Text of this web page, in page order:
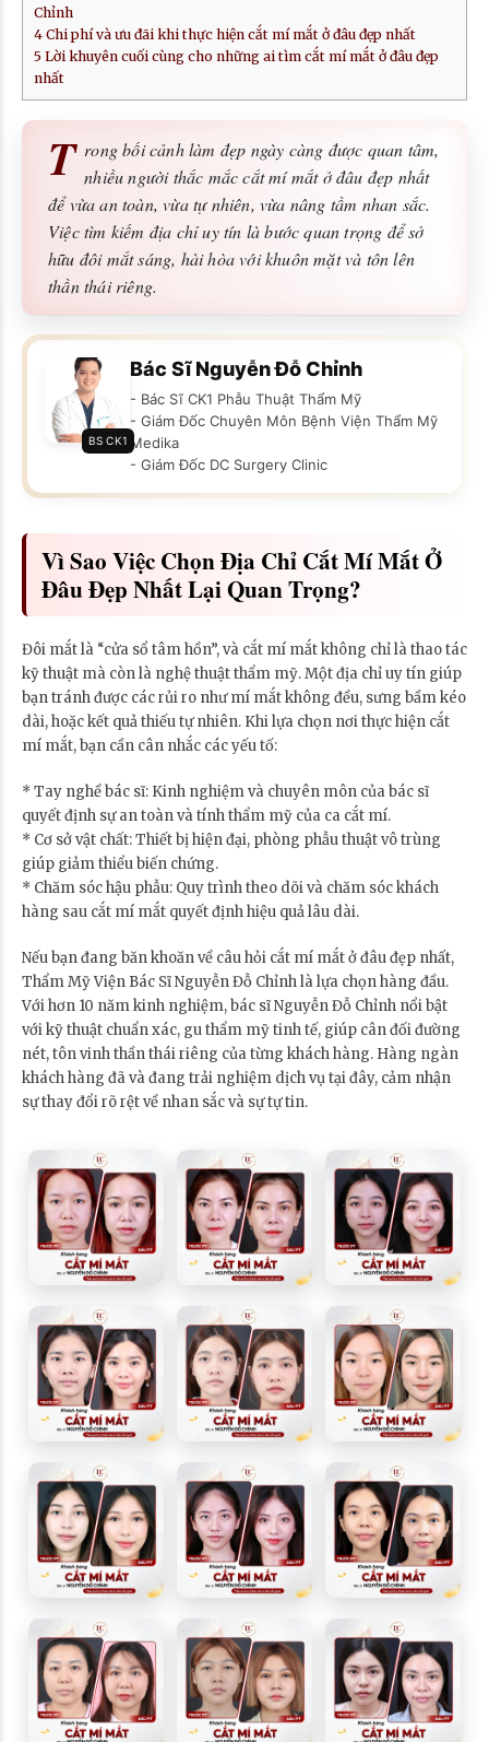
Chỉnh
4 Chi phí và ưu đãi khi thực hiện cắt mí mắt ở đâu đẹp nhất
5 Lời khuyên cuối cùng cho những ai tìm cắt mí mắt ở đâu đẹp
nhất
T rong bối cảnh làm đẹp ngày càng được quan tâm,
nhiều người thắc mắc cắt mí mắt ở đâu đẹp nhất
để vừa an toàn, vừa tự nhiên, vừa nâng tầm nhan sắc.
Việc tìm kiếm địa chỉ uy tín là bước quan trọng để sở
hữu đôi mắt sáng, hài hòa với khuôn mặt và tôn lên
thần thái riêng.
BS CK1
Bác Sĩ Nguyễn Đỗ Chỉnh
- Bác Sĩ CK1 Phẫu Thuật Thẩm Mỹ
- Giám Đốc Chuyên Môn Bệnh Viện Thẩm Mỹ
Medika
- Giám Đốc DC Surgery Clinic
Vì Sao Việc Chọn Địa Chỉ Cắt Mí Mắt Ở
Đâu Đẹp Nhất Lại Quan Trọng?
Đôi mắt là “cửa sổ tâm hồn”, và cắt mí mắt không chỉ là thao tác
kỹ thuật mà còn là nghệ thuật thẩm mỹ. Một địa chỉ uy tín giúp
bạn tránh được các rủi ro như mí mắt không đều, sưng bầm kéo
dài, hoặc kết quả thiếu tự nhiên. Khi lựa chọn nơi thực hiện cắt
mí mắt, bạn cần cân nhắc các yếu tố:
* Tay nghề bác sĩ: Kinh nghiệm và chuyên môn của bác sĩ
quyết định sự an toàn và tính thẩm mỹ của ca cắt mí.
* Cơ sở vật chất: Thiết bị hiện đại, phòng phẫu thuật vô trùng
giúp giảm thiểu biến chứng.
* Chăm sóc hậu phẫu: Quy trình theo dõi và chăm sóc khách
hàng sau cắt mí mắt quyết định hiệu quả lâu dài.
Nếu bạn đang băn khoăn về câu hỏi cắt mí mắt ở đâu đẹp nhất,
Thẩm Mỹ Viện Bác Sĩ Nguyễn Đỗ Chỉnh là lựa chọn hàng đầu.
Với hơn 10 năm kinh nghiệm, bác sĩ Nguyễn Đỗ Chỉnh nổi bật
với kỹ thuật chuẩn xác, gu thẩm mỹ tinh tế, giúp cân đối đường
nét, tôn vinh thần thái riêng của từng khách hàng. Hàng ngàn
khách hàng đã và đang trải nghiệm dịch vụ tại đây, cảm nhận
sự thay đổi rõ rệt về nhan sắc và sự tự tin.